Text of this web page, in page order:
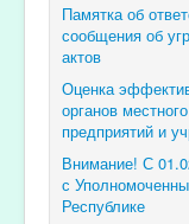
Памятка об
сообщения об
актов
Оценка
органов
предприятий и
Внимание! С
с
Республике